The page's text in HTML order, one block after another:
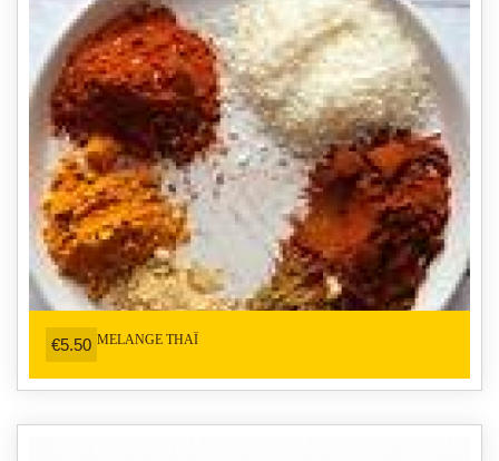
€5.50 MELANGE THAÏ